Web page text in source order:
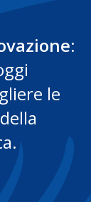
:
le